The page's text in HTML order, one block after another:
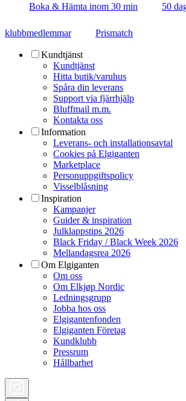
Boka & Hämta inom 30 min 50
klubbmedlemmar Prismatch
Kundtjänst
Kundtjänst
Hitta butik/varuhus
Spåra din leverans
Support via fjärrhjälp
Bluffmail m.m.
Kontakta oss
Information
Leverans- och installationsavtal
Cookies på Elgiganten
Marketplace
Personuppgiftspolicy
Visselblåsning
Inspiration
Kampanjer
Guider & inspiration
Julklappstips 2026
Black Friday / Black Week 2026
Mellandagsrea 2026
Om Elgiganten
Om oss
Om Elkjøp Nordic
Ledningsgrupp
Jobba hos oss
Elgigantenfonden
Elgiganten Företag
Kundklubb
Pressrum
Hållbarhet